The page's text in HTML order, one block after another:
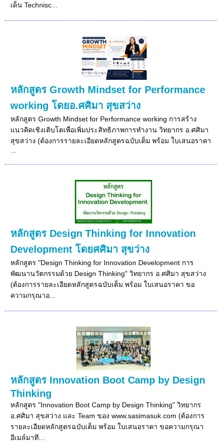
เด็น Technisc...
หลักสูตร Growth Mindset for Performance
working โดยอ.ศศิมา สุขสว่าง
หลักสูตร Growth Mindset for Performance working การสร้าง
แนวคิดเชิงเติบโตเพื่อเพิ่มประสิทธิภาพการทำงาน วิทยากร อ.ศศิมา
สุขสว่าง (ต้องการรายละเอียดหลักสูตรฉบับเต็ม พร้อม ใบเสนอราคา
หลักสูตร Design Thinking for Innovation
Development โดยศศิมา สุขว่าง
หลักสูตร "Design Thinking for Innovation Development การ
พัฒนานวัตกรรมด้วย Design Thinking" วิทยากร อ.ศศิมา สุขสว่าง
(ต้องการรายละเอียดหลักสูตรฉบับเต็ม พร้อม ใบเสนอราคา ขอ
ความกรุณาอ...
หลักสูตร Innovation Boot Camp by Design
Thinking
หลักสูตร "Innovation Boot Camp by Design Thinking" วิทยากร
อ.ศศิมา สุขสว่าง และ Team ของ www.sasimasuk.com (ต้องการ
รายละเอียดหลักสูตรฉบับเต็ม พร้อม ใบเสนอราคา ขอความกรุณา
อีเมล์มาที...